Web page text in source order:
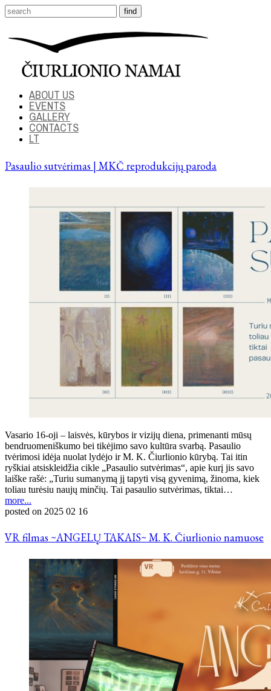
ABOUT US
EVENTS
GALLERY
CONTACTS
LT
Pasaulio sutvėrimas | MKČ reprodukcijų paroda
Vasario 16-oji – laisvės, kūrybos ir vizijų diena, primenanti mūsų
bendruomeniškumo bei tikėjimo savo kultūra svarbą. Pasaulio
tvėrimosi idėja nuolat lydėjo ir M. K. Čiurlionio kūrybą. Tai itin
ryškiai atsiskleidžia cikle „Pasaulio sutvėrimas“, apie kurį jis savo
laiške rašė: „Turiu sumanymą jį tapyti visą gyvenimą, žinoma, kiek
toliau turėsiu naujų minčių. Tai pasaulio sutvėrimas, tiktai…
more...
posted on 2025 02 16
VR filmas ~ANGELŲ TAKAIS~ M. K. Čiurlionio namuose